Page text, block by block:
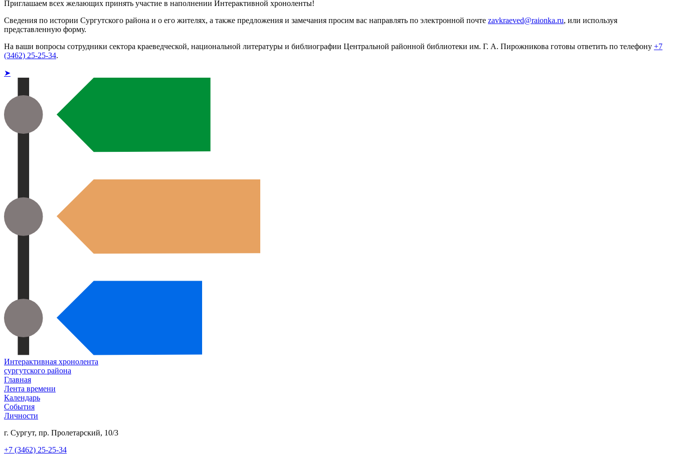
Приглашаем всех желающих принять участие в наполнении Интерактивной хроноленты!
Сведения по истории Сургутского района и о его жителях, а также предложения и замечания просим вас направлять по электронной почте zavkraeved@raionka.ru, или используя
представленную форму.
На ваши вопросы сотрудники сектора краеведческой, национальной литературы и библиографии Центральной районной библиотеки им. Г. А. Пирожникова готовы ответить по телефону +7
(3462) 25-25-34.
➤
Интерактивная хронолента
сургутского района
Главная
Лента времени
Календарь
События
Личности
г. Сургут, пр. Пролетарский, 10/3
+7 (3462) 25-25-34